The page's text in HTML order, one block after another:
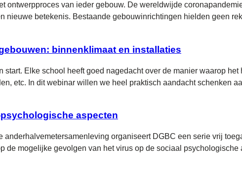
ontwerpproces van ieder gebouw. De wereldwijde
nieuwe betekenis. Bestaande gebouwinrichtingen hielden geen
binnenklimaat en installaties
Elke school heeft goed nagedacht over de manier waarop
etc. In dit webinar willen we heel praktisch aandacht schenken
aspecten
anderhalvemetersamenleving organiseert DGBC een serie vrij
de mogelijke gevolgen van het virus op de sociaal